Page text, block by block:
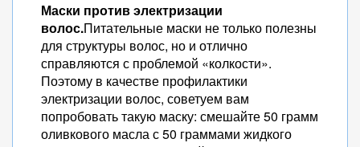
Маски против электризации
волос.Питательные маски не только полезны
для структуры волос, но и отлично
справляются с проблемой «колкости».
Поэтому в качестве профилактики
электризации волос, советуем вам
попробовать такую маску: смешайте 50 грамм
оливкового масла с 50 граммами жидкого